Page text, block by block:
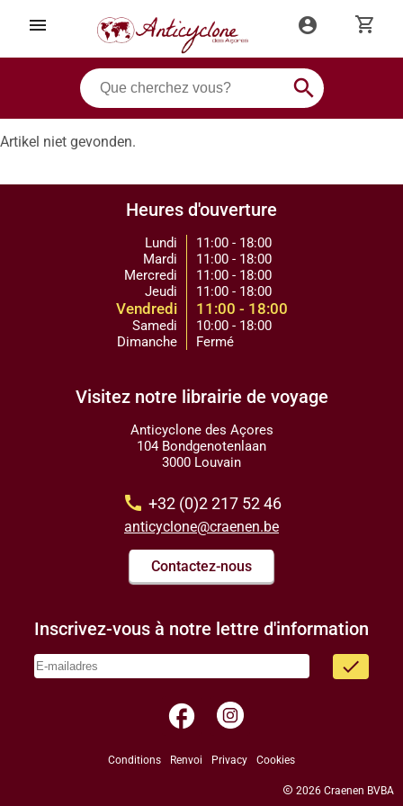
menu account_circle shopping_cart
search
Artikel niet gevonden.
Heures d'ouverture
Lundi
Mardi
Mercredi
Jeudi
Vendredi
Samedi
Dimanche
11:00 - 18:00
11:00 - 18:00
11:00 - 18:00
11:00 - 18:00
11:00 - 18:00
10:00 - 18:00
Fermé
Visitez notre librairie de voyage
Anticyclone des Açores
104 Bondgenotenlaan
3000 Louvain
call +32 (0)2 217 52 46
anticyclone@craenen.be
Contactez-nous
Inscrivez-vous à notre lettre d'information
done
facebook
Conditions Renvoi Privacy Cookies
copyright 2026 Craenen BVBA